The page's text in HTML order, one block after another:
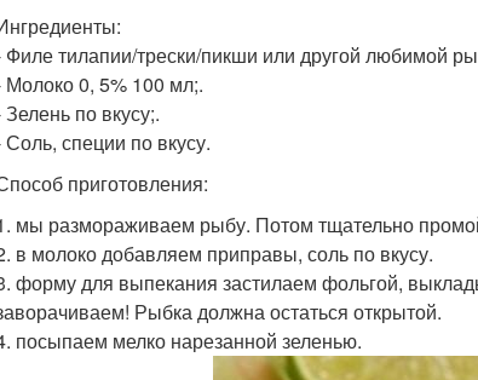
Филе тилапии/трески/пикши или другой любимой
Молоко 0, 5% 100 мл;.
Зелень по вкусу;.
Соль, специи по вкусу.
приготовления:
мы размораживаем рыбу. Потом тщательно
в молоко добавляем приправы, соль по вкусу.
форму для выпекания застилаем фольгой,
Рыбка должна остаться открытой.
посыпаем мелко нарезанной зеленью.